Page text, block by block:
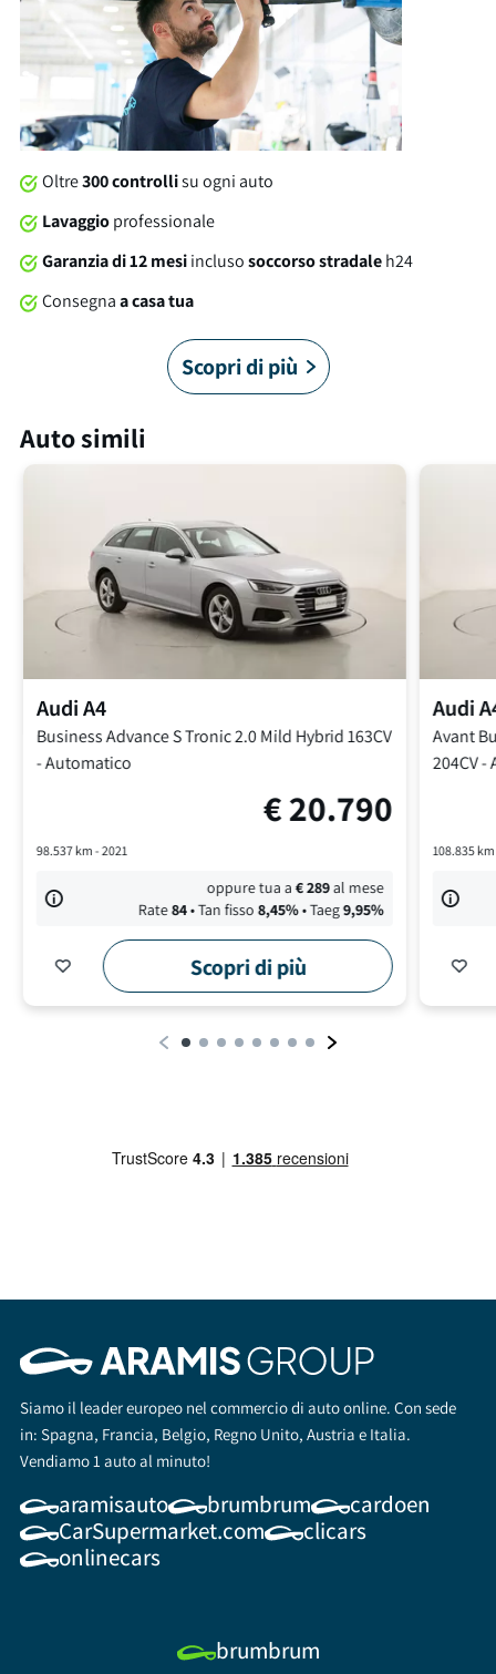
garanzia brumbrum di 12 mesi dalla consegna con soccorso
stradale 24/7 in Italia e in Europa. È arrivato il momento di
allacciare le cinture!
Oltre300 controllisu ogni auto
Lavaggioprofessionale
Garanzia di 12 mesiinclusosoccorso stradaleh24
Consegnaa casa tua
Scopri di più
Auto simili
AudiA4
Business Advance S Tronic2.0 Mild Hybrid 163CV
-Automatico
€20.790
98.537km - 2021
oppure tua a€289al mese
Rate84• Tan fisso 8,45%• Taeg9,95%
Scopri di più
Audi
Avant
204CV-
108.835
Siamo il leader europeo nel commercio di auto online. Con sede
in: Spagna, Francia, Belgio, Regno Unito, Austria e Italia.
Vendiamo 1 auto al minuto!
aramisauto brumbrum
cardoen
CarSupermarket.com
clicars
onlinecars
brumbrum